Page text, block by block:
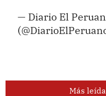
— Diario El
Más